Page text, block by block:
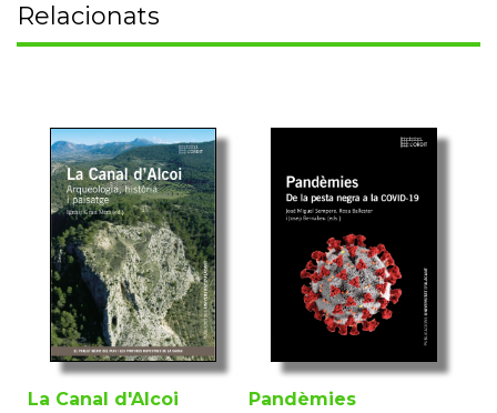
Relacionats
La Canal d'Alcoi Pandèmies